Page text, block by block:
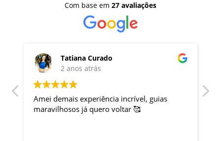
Com base em 27 avaliações
Tatiana Curado
2 anos atrás
Amei demais experiência incrível, guias
maravilhosos já quero voltar 🥰